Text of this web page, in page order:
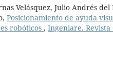
Velásquez, Julio Andrés
Posicionamiento de ayuda
robóticos , Ingeniare.